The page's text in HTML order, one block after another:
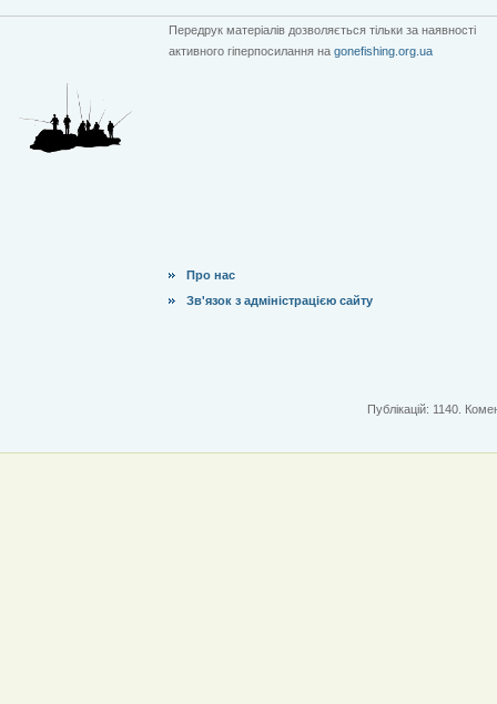
Передрук матеріалів дозволяється тільки за наявності
активного гіперпосилання на gonefishing.org.ua
Про нас
Зв'язок з адміністрацією сайту
Публікацій: 1140.